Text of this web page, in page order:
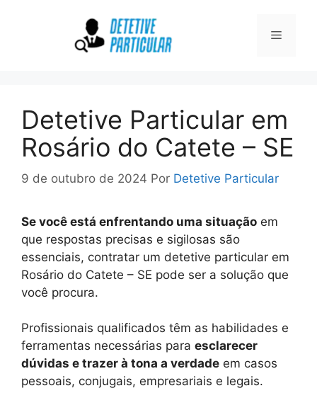
Menu
Detetive Particular em
Rosário do Catete – SE
9 de outubro de 2024 Por Detetive Particular
Se você está enfrentando uma situação em
que respostas precisas e sigilosas são
essenciais, contratar um detetive particular em
Rosário do Catete – SE pode ser a solução que
você procura.
Profissionais qualificados têm as habilidades e
ferramentas necessárias para esclarecer
dúvidas e trazer à tona a verdade em casos
pessoais, conjugais, empresariais e legais.